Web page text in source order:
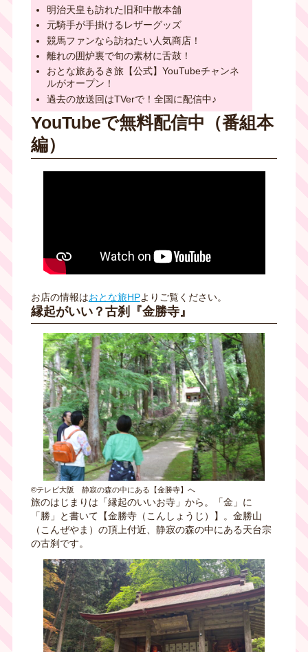
明治天皇も訪れた旧和中散本舗
元騎手が手掛けるレザーグッズ
競馬ファンなら訪ねたい人気商店！
離れの囲炉裏で旬の素材に舌鼓！
おとな旅あるき旅【公式】YouTubeチャンネ
ルがオープン！
過去の放送回はTVerで！全国に配信中♪
YouTubeで無料配信中（番組本
編）
お店の情報はおとな旅HPよりご覧ください。
縁起がいい？古刹『金勝寺』
©テレビ大阪 静寂の森の中にある【金勝寺】へ
旅のはじまりは「縁起のいいお寺」から。「金」に
「勝」と書いて【金勝寺（こんしょうじ）】。金勝山
（こんぜやま）の頂上付近、静寂の森の中にある天台宗
の古刹です。